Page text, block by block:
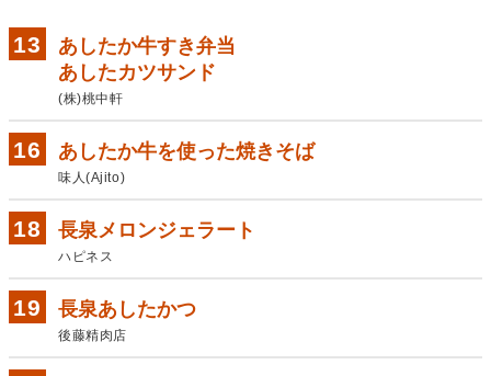
あしたか牛すき弁当
あしたカツサンド
(株)桃中軒
あしたか牛を使った焼きそば
味人(Ajito)
長泉メロンジェラート
ハピネス
長泉あしたかつ
後藤精肉店